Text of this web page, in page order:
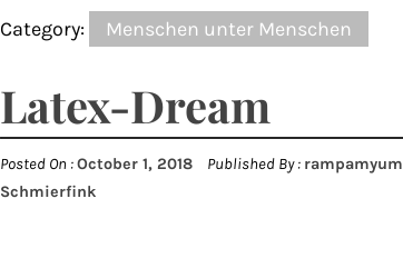
Category: Menschen unter Menschen
Latex-Dream
Posted On :October 1, 2018 Published By : rampamyum
Schmierfink